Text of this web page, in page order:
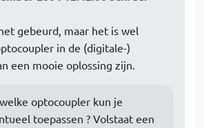
gebeurd, maar het is wel
in de (digitale-)
een mooie oplossing zijn.
optocoupler kun je
toepassen ? Volstaat een